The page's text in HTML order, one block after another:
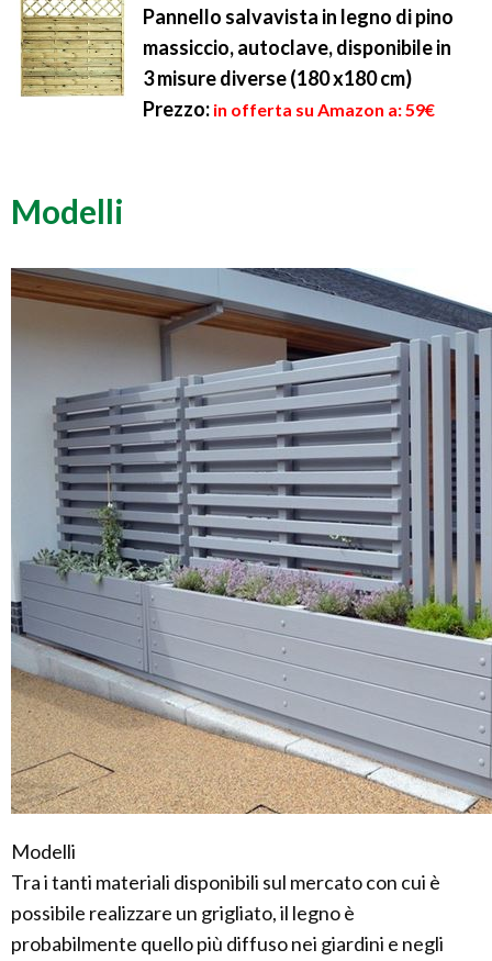
Pannello salvavista in legno di pino
massiccio, autoclave, disponibile in
3 misure diverse (180 x180 cm)
Prezzo: in offerta su Amazon a: 59€
Modelli
Modelli
Tra i tanti materiali disponibili sul mercato con cui è
possibile realizzare un grigliato, il legno è
probabilmente quello più diffuso nei giardini e negli